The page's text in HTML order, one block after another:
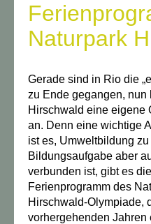
Naturpark
Gerade sind in Rio die
zu Ende gegangen, nun
Hirschwald eine eigene
an. Denn eine wichtige
ist es, Umweltbildung
Bildungsaufgabe aber
verbunden ist, gibt es
Ferienprogramm des
Hirschwald-Olympiade,
vorhergehenden Jahren